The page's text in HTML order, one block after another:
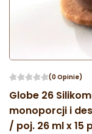
(0 Opinie)
Globe 26
monoporcji i
/ poj. 26 ml x 15